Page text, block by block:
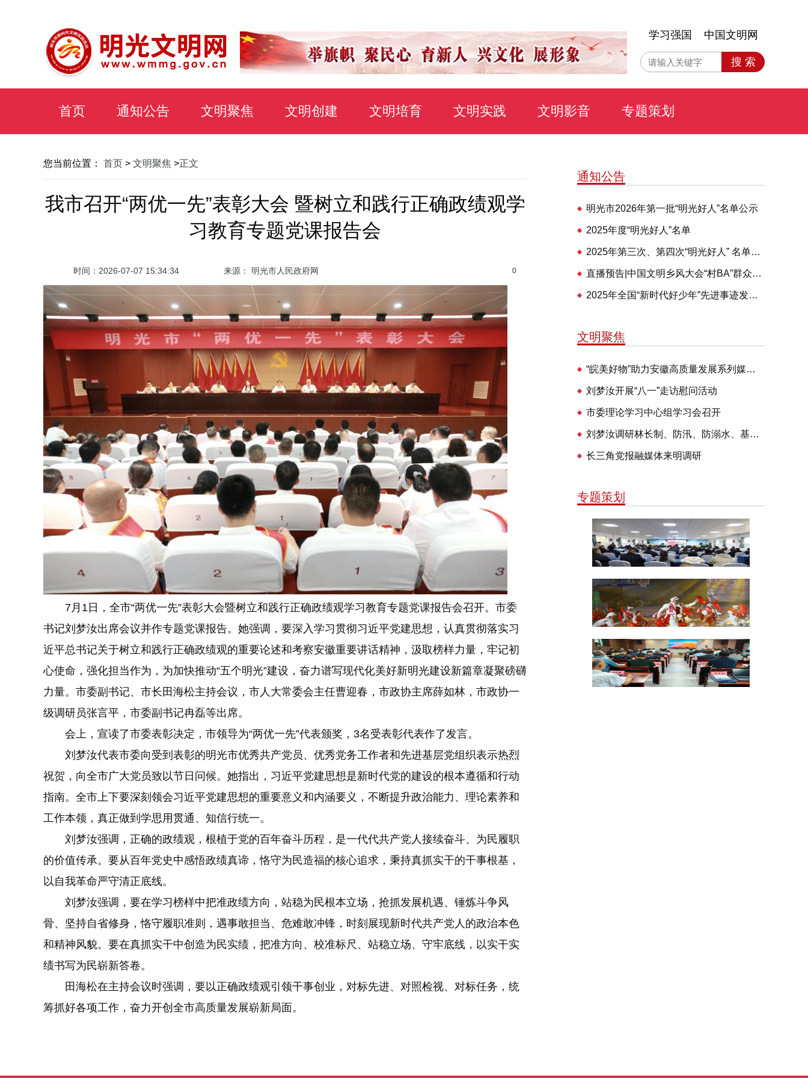
学习强国 中国文明网
搜 索
首页 通知公告 文明聚焦 文明创建 文明培育 文明实践 文明影音 专题策划
您当前位置： 首页 > 文明聚焦 >正文
我市召开“两优一先”表彰大会 暨树立和践行正确政绩观学
习教育专题党课报告会
时间： 2026-07-07 15:34:34 来源： 明光市人民政府网 0
7月1日，全市“两优一先”表彰大会暨树立和践行正确政绩观学习教育专题党课报告会召开。市委
书记刘梦汝出席会议并作专题党课报告。她强调，要深入学习贯彻习近平党建思想，认真贯彻落实习
近平总书记关于树立和践行正确政绩观的重要论述和考察安徽重要讲话精神，汲取榜样力量，牢记初
心使命，强化担当作为，为加快推动“五个明光”建设，奋力谱写现代化美好新明光建设新篇章凝聚磅礴
力量。市委副书记、市长田海松主持会议，市人大常委会主任曹迎春，市政协主席薛如林，市政协一
级调研员张言平，市委副书记冉磊等出席。
会上，宣读了市委表彰决定，市领导为“两优一先”代表颁奖，3名受表彰代表作了发言。
刘梦汝代表市委向受到表彰的明光市优秀共产党员、优秀党务工作者和先进基层党组织表示热烈
祝贺，向全市广大党员致以节日问候。她指出，习近平党建思想是新时代党的建设的根本遵循和行动
指南。全市上下要深刻领会习近平党建思想的重要意义和内涵要义，不断提升政治能力、理论素养和
工作本领，真正做到学思用贯通、知信行统一。
刘梦汝强调，正确的政绩观，根植于党的百年奋斗历程，是一代代共产党人接续奋斗、为民履职
的价值传承。要从百年党史中感悟政绩真谛，恪守为民造福的核心追求，秉持真抓实干的干事根基，
以自我革命严守清正底线。
刘梦汝强调，要在学习榜样中把准政绩方向，站稳为民根本立场，抢抓发展机遇、锤炼斗争风
骨、坚持自省修身，恪守履职准则，遇事敢担当、危难敢冲锋，时刻展现新时代共产党人的政治本色
和精神风貌。要在真抓实干中创造为民实绩，把准方向、校准标尺、站稳立场、守牢底线，以实干实
绩书写为民崭新答卷。
田海松在主持会议时强调，要以正确政绩观引领干事创业，对标先进、对照检视、对标任务，统
筹抓好各项工作，奋力开创全市高质量发展崭新局面。
通知公告
明光市2026年第一批“明光好人”名单公示
2025年度“明光好人”名单
2025年第三次、第四次“明光好人” 名单公布
直播预告|中国文明乡风大会“村BA”群众体育交流活动28日举办
2025年全国“新时代好少年”先进事迹发布仪式即将播出
文明聚焦
“皖美好物”助力安徽高质量发展系列媒体见面会走进明光
刘梦汝开展“八一”走访慰问活动
市委理论学习中心组学习会召开
刘梦汝调研林长制、防汛、防溺水、基层治理等工作
长三角党报融媒体来明调研
专题策划